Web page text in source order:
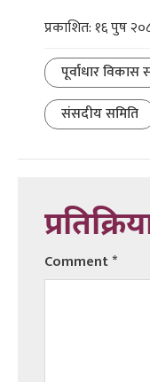
प्रकाशित: १६ पुष
पूर्वाधार विकास
संसदीय समिति
Comment*